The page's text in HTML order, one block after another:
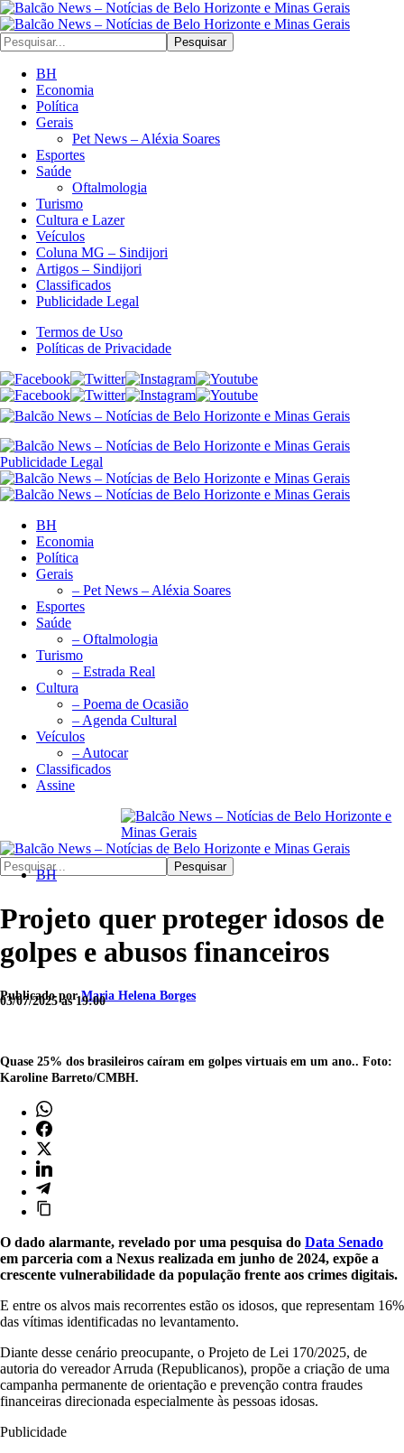
Pesquisar
BH
Economia
Política
Gerais
Pet News – Aléxia Soares
Esportes
Saúde
Oftalmologia
Turismo
Cultura e Lazer
Veículos
Coluna MG – Sindijori
Artigos – Sindijori
Classificados
Publicidade Legal
Termos de Uso
Políticas de Privacidade
Publicidade Legal
BH
Economia
Política
Gerais
– Pet News – Aléxia Soares
Esportes
Saúde
– Oftalmologia
Turismo
– Estrada Real
Cultura
– Poema de Ocasião
– Agenda Cultural
Veículos
– Autocar
Classificados
Assine
Pesquisar
BH
Projeto quer proteger idosos de
golpes e abusos financeiros
Publicado porMaria Helena Borges
03/07/2025 às 19:00
Quase 25% dos brasileiros caíram em golpes virtuais em um ano.. Foto:
Karoline Barreto/CMBH.
O dado alarmante, revelado por uma pesquisa do Data Senado
em parceria com a Nexus realizada em junho de 2024, expõe a
crescente vulnerabilidade da população frente aos crimes digitais.
E entre os alvos mais recorrentes estão os idosos, que representam 16%
das vítimas identificadas no levantamento.
Diante desse cenário preocupante, o Projeto de Lei 170/2025, de
autoria do vereador Arruda (Republicanos), propõe a criação de uma
campanha permanente de orientação e prevenção contra fraudes
financeiras direcionada especialmente às pessoas idosas.
Publicidade